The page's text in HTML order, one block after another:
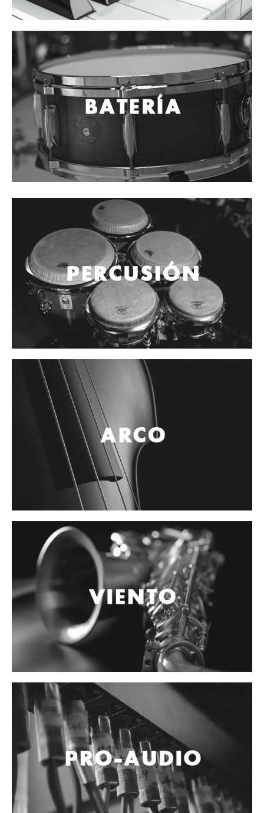
Accesorios
Audio Profesional
Columnas pasivas
Columnas activas
Amplificadores
Consolas mezcladoras
Procesadores y efectos
Monitores de estudio
Interfaz para grabación
Audífonos y monitoreo personal
Estantes y soportes
Instalaciones y publicidad
Accesorios
Controladores
Mezcladora
Interfaz
Agujas
Audifonos
Accesorios
Luces y Escenario
Maquinas de humo y escenario
Controladores
Accesorios
Instrumento
Micrófono
Sonido
Video y USB
Espigas y conectores
Accesorios
Otros Instrumentos de Cuerdas
Ukulele
Mandolina
Mariachi